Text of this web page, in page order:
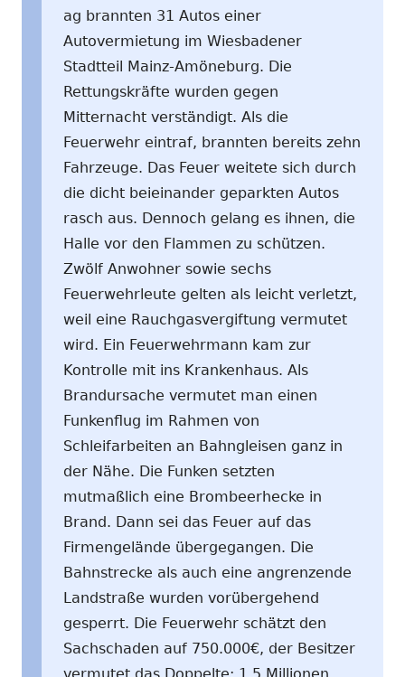
ag brannten 31 Autos einer
Autovermietung im Wiesbadener
Stadtteil Mainz-Amöneburg. Die
Rettungskräfte wurden gegen
Mitternacht verständigt. Als die
Feuerwehr eintraf, brannten bereits zehn
Fahrzeuge. Das Feuer weitete sich durch
die dicht beieinander geparkten Autos
rasch aus. Dennoch gelang es ihnen, die
Halle vor den Flammen zu schützen.
Zwölf Anwohner sowie sechs
Feuerwehrleute gelten als leicht verletzt,
weil eine Rauchgasvergiftung vermutet
wird. Ein Feuerwehrmann kam zur
Kontrolle mit ins Krankenhaus. Als
Brandursache vermutet man einen
Funkenflug im Rahmen von
Schleifarbeiten an Bahngleisen ganz in
der Nähe. Die Funken setzten
mutmaßlich eine Brombeerhecke in
Brand. Dann sei das Feuer auf das
Firmengelände übergegangen. Die
Bahnstrecke als auch eine angrenzende
Landstraße wurden vorübergehend
gesperrt. Die Feuerwehr schätzt den
Sachschaden auf 750.000€, der Besitzer